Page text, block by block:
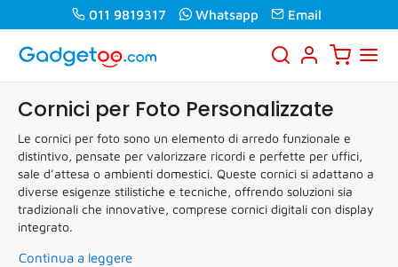
011 9819317 Whatsapp Email
Cornici per Foto Personalizzate
Le cornici per foto sono un elemento di arredo funzionale e
distintivo, pensate per valorizzare ricordi e perfette per uffici,
sale d’attesa o ambienti domestici. Queste cornici si adattano a
diverse esigenze stilistiche e tecniche, offrendo soluzioni sia
tradizionali che innovative, comprese cornici digitali con display
integrato.
Continua a leggere